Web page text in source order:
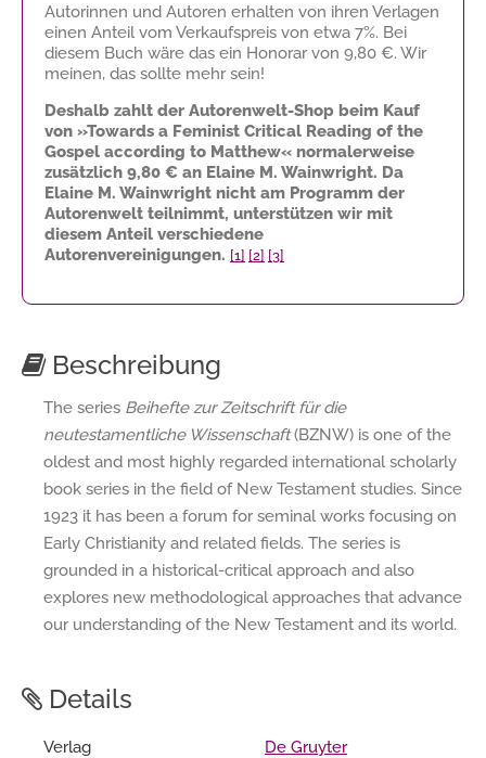
Autorinnen und Autoren erhalten von ihren Verlagen
einen Anteil vom Verkaufspreis von etwa 7%. Bei
diesem Buch wäre das ein Honorar von 9,80 €. Wir
meinen, das sollte mehr sein!
Deshalb zahlt der Autorenwelt-Shop beim Kauf
von »Towards a Feminist Critical Reading of the
Gospel according to Matthew« normalerweise
zusätzlich 9,80 € an Elaine M. Wainwright. Da
Elaine M. Wainwright nicht am Programm der
Autorenwelt teilnimmt, unterstützen wir mit
diesem Anteil verschiedene
Autorenvereinigungen. [1] [2] [3]
Beschreibung
The series Beihefte zur Zeitschrift für die
neutestamentliche Wissenschaft(BZNW) is one of the
oldest and most highly regarded international scholarly
book series in the field of New Testament studies. Since
1923 it has been a forum for seminal works focusing on
Early Christianity and related fields. The series is
grounded in a historical-critical approach and also
explores new methodological approaches that advance
our understanding of the New Testament and its world.
Details
Verlag De Gruyter